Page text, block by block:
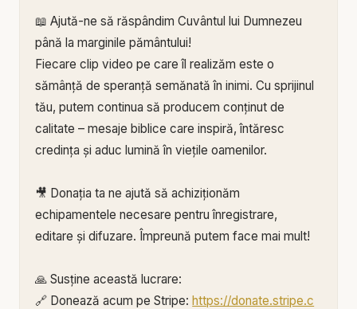
📖 Ajută-ne să răspândim Cuvântul lui Dumnezeu
până la marginile pământului!
Fiecare clip video pe care îl realizăm este o
sămânță de speranță semănată în inimi. Cu sprijinul
tău, putem continua să producem conținut de
calitate – mesaje biblice care inspiră, întăresc
credința și aduc lumină în viețile oamenilor.
🎥 Donația ta ne ajută să achiziționăm
echipamentele necesare pentru înregistrare,
editare și difuzare. Împreună putem face mai mult!
🙏 Susține această lucrare:
🔗 Donează acum pe Stripe:https://donate.stripe.c